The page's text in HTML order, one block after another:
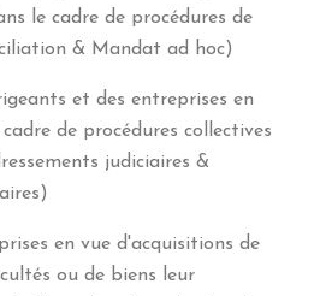
le cadre de procédures de
& Mandat ad hoc)
et des entreprises en
de procédures collectives
judiciaires &
en vue d'acquisitions de
ou de biens leur